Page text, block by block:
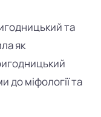
та
як
до міфології та